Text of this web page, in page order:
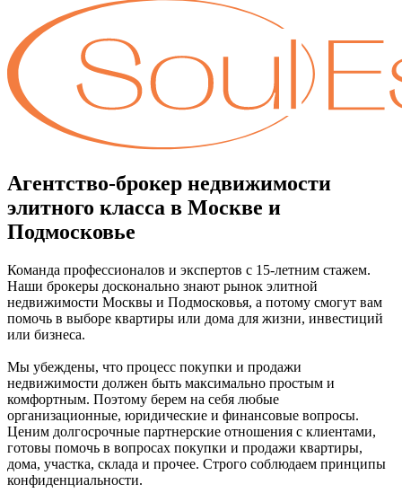
Агентство-брокер недвижимости
элитного класса в Москве и
Подмосковье
Команда профессионалов и экспертов с 15-летним стажем.
Наши брокеры досконально знают рынок элитной
недвижимости Москвы и Подмосковья, а потому смогут вам
помочь в выборе квартиры или дома для жизни, инвестиций
или бизнеса.
Мы убеждены, что процесс покупки и продажи
недвижимости должен быть максимально простым и
комфортным. Поэтому берем на себя любые
организационные, юридические и финансовые вопросы.
Ценим долгосрочные партнерские отношения с клиентами,
готовы помочь в вопросах покупки и продажи квартиры,
дома, участка, склада и прочее. Строго соблюдаем принципы
конфиденциальности.